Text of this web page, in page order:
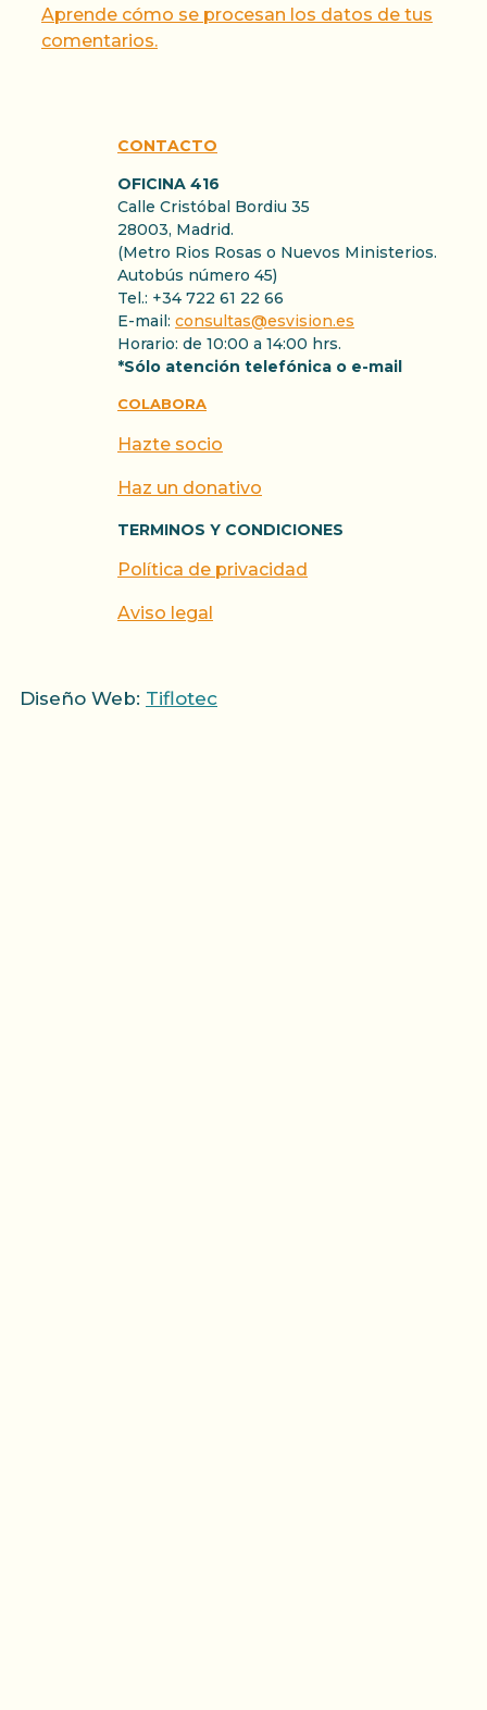
Aprende cómo se procesan los datos de tus
comentarios.
CONTACTO
OFICINA 416
Calle Cristóbal Bordiu 35
28003, Madrid.
(Metro Rios Rosas o Nuevos Ministerios.
Autobús número 45)
Tel.: +34 722 61 22 66
E-mail: consultas@esvision.es
Horario: de 10:00 a 14:00 hrs.
*Sólo atención telefónica o e-mail
COLABORA
Hazte socio
Haz un donativo
TERMINOS Y CONDICIONES
Política de privacidad
Aviso legal
Diseño Web: Tiflotec